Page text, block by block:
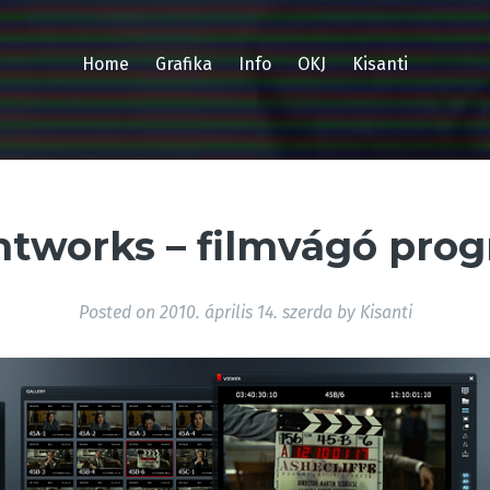
Home Grafika Info OKJ Kisanti
– filmvágó
Posted on 2010. április 14. szerda by Kisanti